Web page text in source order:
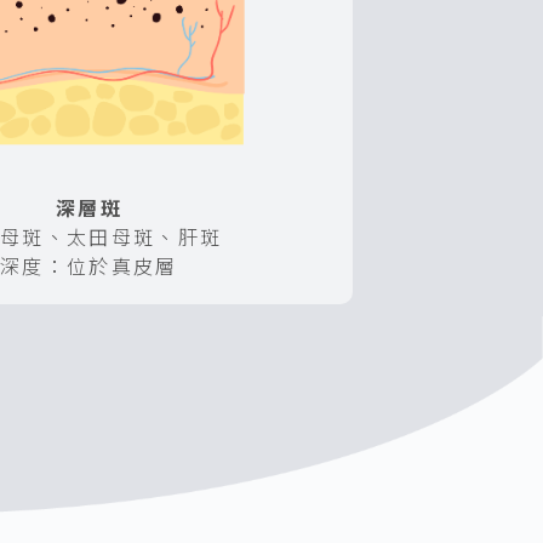
深層斑
斑、太田母斑、肝斑
深度：位於真皮層